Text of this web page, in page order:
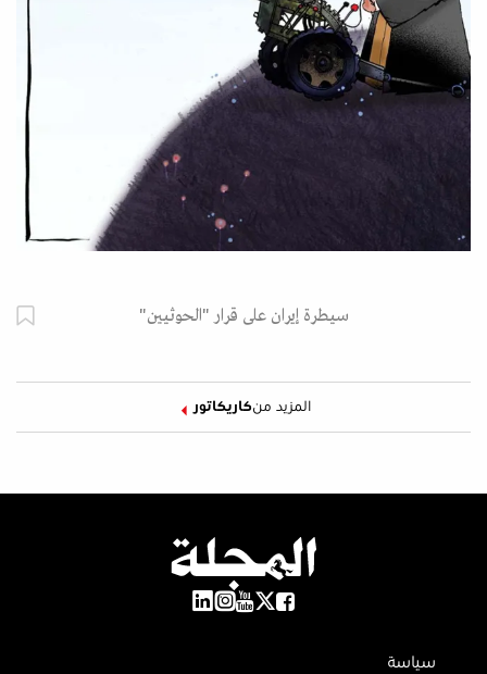
سيطرة إيران على قرار "الحوثيين"
المزيد منكاريكاتور
سياسة